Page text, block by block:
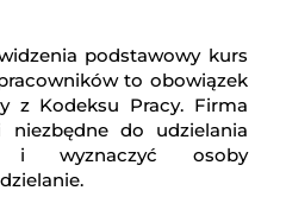
podstawowy kurs
to obowiązek
z Kodeksu Pracy. Firma
do udzielania
i wyznaczyć osoby